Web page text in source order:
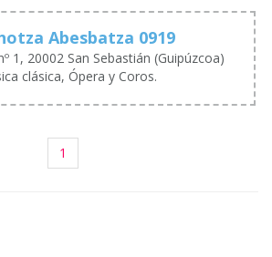
Abesbatza 0919
1, 20002 San Sebastián (Guipúzcoa)
clásica, Ópera y Coros.
1